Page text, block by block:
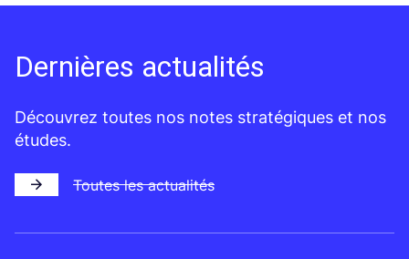
Dernières actualités
Découvrez toutes nos notes stratégiques et nos
études.
Toutes les actualités